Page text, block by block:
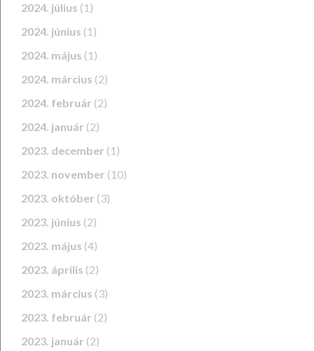
2024. július (1)
2024. június (1)
2024. május (1)
2024. március (2)
2024. február (2)
2024. január (2)
2023. december (1)
2023. november (10)
2023. október (3)
2023. június (2)
2023. május (4)
2023. április (2)
2023. március (3)
2023. február (2)
2023. január (2)